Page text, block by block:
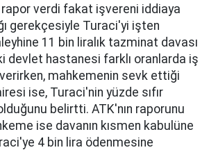
verdi fakat işvereni iddiaya
gerekçesiyle Turaci'yi işten
11 bin liralık tazminat davası
devlet hastanesi farklı oranlarda iş
mahkemenin sevk ettiği
ise, Turaci'nin yüzde sıfır
belirtti. ATK'nın raporunu
ise davanın kısmen kabulüne
4 bin lira ödenmesine